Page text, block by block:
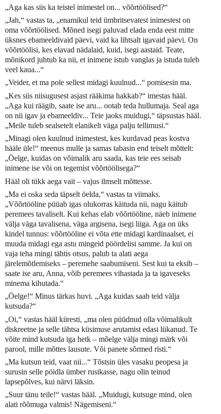
„Aga kas siis ka teistel inimestel on... võõrtöölised?“
„Jah,“ vastas ta, „enamikul teid ümbritsevatest inimestest on
oma võõrtöölised. Mõned isegi paluvad elada enda eest mitte
üksnes ebameeldivaid päevi, vaid ka lihtsalt igavaid päevi. On
võõrtöölisi, kes elavad nädalaid, kuid, isegi aastaid. Teate,
mõnikord juhtub ka nii, et inimene istub vanglas ja istuda tuleb
veel kaua...“
„Veider, et ma pole sellest midagi kuulnud...“ pomisesin ma.
„Kes siis niisugusest asjast rääkima hakkab?“ imestas hääl.
„Aga kui räägib, saate ise aru... ootab teda hullumaja. Seal aga
on nii igav ja ebameeldiv... Teie jaoks muidugi,“ täpsustas hääl.
„Meile tuleb sealsetelt elanikelt väga palju tellimusi.“
„Minagi olen kuulnud inimestest, kes kurdavad peas kostva
hääle üle!“ meenus mulle ja samas tabasin end teiselt mõttelt:
„Öelge, kuidas on võimalik aru saada, kas teie ees seisab
inimene ise või on tegemist võõrtöölisega?“
Hääl oli tükk aega vait – vajus ilmselt mõttesse.
„Ma ei oska seda täpselt öelda,“ vastas ta viimaks.
„Võõrtööline püüab igas olukorras käituda nii, nagu käitub
peremees tavaliselt. Kui kehas elab võõrtööline, näeb inimene
välja väga tavalisena, väga argisena, isegi liiga. Aga on üks
kindel tunnus: võõrtööline ei võta ette midagi kardinaalset, ei
muuda midagi ega astu mingeid pöördelisi samme. Ja kui on
vaja teha mingi tähtis otsus, palub ta alati aega
järelemõtlemiseks – peremehe saabumiseni. Sest kui ta eksib –
saate ise aru, Anna, võib peremees vihastada ja ta igaveseks
minema kihutada.“
„Öelge!“ Minus tärkas huvi. „Aga kuidas saab teid välja
kutsuda?“
„Oi,“ vastas hääl kiiresti, „ma olen püüdnud olla võimalikult
diskreetne ja selle tähtsa küsimuse arutamist edasi lükanud. Te
võite mind kutsuda iga hetk – mõelge välja mingi märk või
parool, mille mõttes lausute. Või panete sõrmed risti.“
„Ma kutsun teid, vaat nii...“ Tõstsin üles vasaku peopesa ja
surusin selle pöidla ümber rusikasse, nagu olin teinud
lapsepõlves, kui närvi läksin.
„Suur tänu teile!“ vastas hääl. „Muidugi, kutsuge mind, olen
alati rõõmuga valmis! Nägemiseni.“